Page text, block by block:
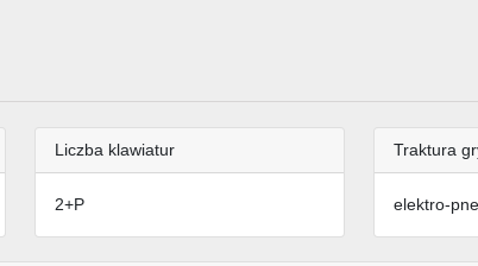
Liczba klawiatur
2+P
Traktura
elektro-